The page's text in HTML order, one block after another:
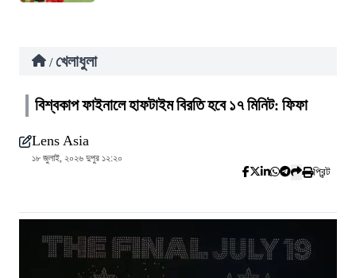
/ খেলাধুলা
বিশ্বকাপ ফাইনালে হাফটাইম বিরতি হবে ১৭ মিনিট: ফিফা
Lens Asia
১৮ জুলাই, ২০২৬ দুপুর ১২:২০
প্রিন্ট